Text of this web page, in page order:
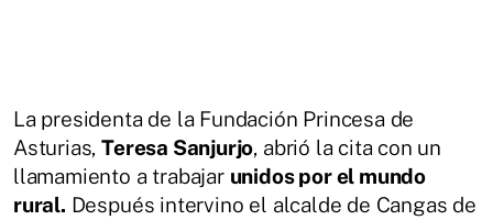
La presidenta de la Fundación Princesa de
Asturias,Teresa Sanjurjo, abrió la cita con un
llamamiento a trabajar unidos por el mundo
rural. Después intervino el alcalde de Cangas de